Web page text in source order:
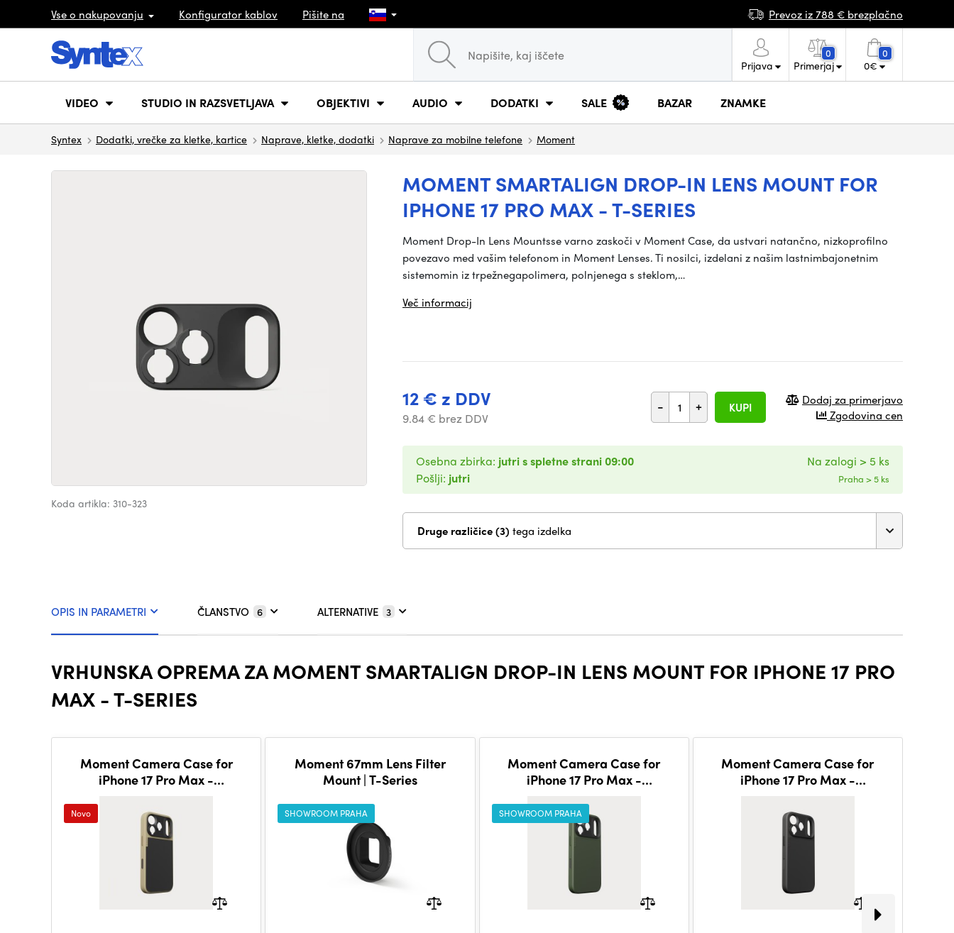
Vse o nakupovanju Konfigurator kablov Pišite na Prevoz iz 788 € brezplačno
Prijava
0
Primerjaj
0
0€
VIDEO STUDIO IN RAZSVETLJAVA OBJEKTIVI AUDIO DODATKI SALE BAZAR ZNAMKE
Syntex Dodatki, vrečke za kletke, kartice Naprave, kletke, dodatki Naprave za mobilne telefone Moment
MOMENT SMARTALIGN DROP-IN LENS MOUNT FOR
IPHONE 17 PRO MAX - T-SERIES
Koda artikla: 310-323
Moment Drop-In Lens Mountsse varno zaskoči v Moment Case, da ustvari natančno, nizkoprofilno
povezavo med vašim telefonom in Moment Lenses. Ti nosilci, izdelani z našim lastnimbajonetnim
sistemomin iz trpežnegapolimera, polnjenega s steklom,…
Več informacij
12 € z DDV
9.84 € brez DDV
- + KUPI
Dodaj za primerjavo
Zgodovina cen
Osebna zbirka: jutri s spletne strani 09:00
Pošlji: jutri
Na zalogi > 5 ks
Praha > 5 ks
Druge različice (3) tega izdelka
OPIS IN PARAMETRI ČLANSTVO 6 ALTERNATIVE 3
VRHUNSKA OPREMA ZA MOMENT SMARTALIGN DROP-IN LENS MOUNT FOR IPHONE 17 PRO
MAX - T-SERIES
Moment Camera Case for
iPhone 17 Pro Max -
Tan
Novo
Moment 67mm Lens Filter
Mount | T-Series
SHOWROOM PRAHA
Moment Camera Case for
iPhone 17 Pro Max -
Olive
SHOWROOM PRAHA
Moment Camera Case for
iPhone 17 Pro Max -
Black